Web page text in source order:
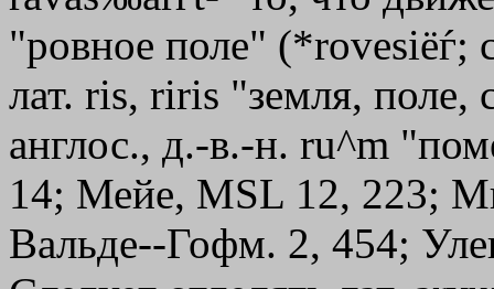
"ровное поле" (*rovesiёѓ;
лат. rіs, rіris "земля, поле,
англос., д.-в.-н. ru^m
14; Мейе, МSL 12, 223;
Вальде--Гофм. 2, 454;